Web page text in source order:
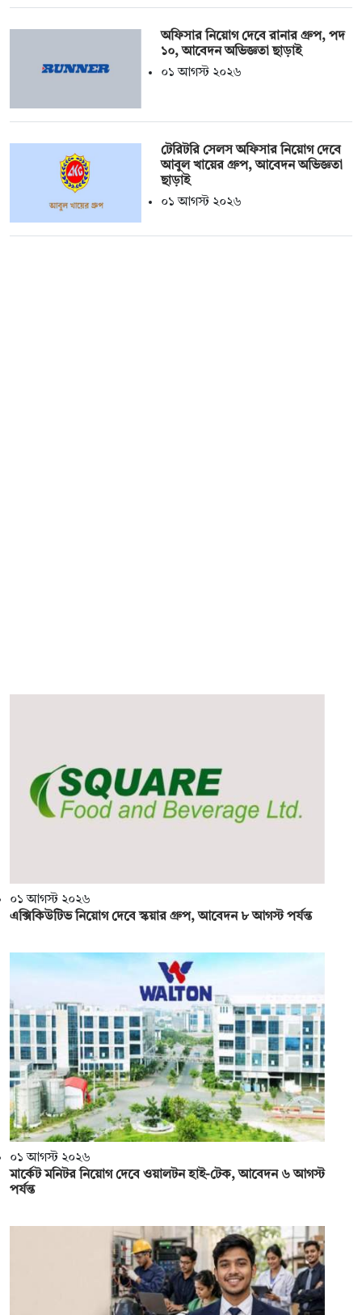
অফিসার নিয়োগ দেবে রানার গ্রুপ, পদ
১০, আবেদন অভিজ্ঞতা ছাড়াই
০১ আগস্ট ২০২৬
টেরিটরি সেলস অফিসার নিয়োগ দেবে
আবুল খায়ের গ্রুপ, আবেদন অভিজ্ঞতা
ছাড়াই
০১ আগস্ট ২০২৬
০১ আগস্ট ২০২৬
এক্সিকিউটিভ নিয়োগ দেবে স্কয়ার গ্রুপ, আবেদন ৮ আগস্ট পর্যন্ত
০১ আগস্ট ২০২৬
মার্কেট মনিটর নিয়োগ দেবে ওয়ালটন হাই-টেক, আবেদন ৬ আগস্ট
পর্যন্ত